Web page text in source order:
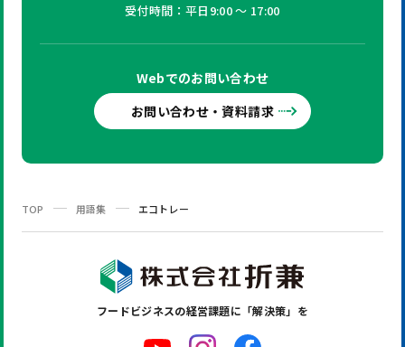
受付時間：平日9:00 ～ 17:00
Webでのお問い合わせ
お問い合わせ・資料請求
TOP 用語集 エコトレー
フードビジネスの経営課題に「解決策」を